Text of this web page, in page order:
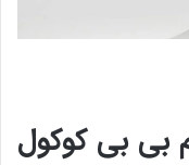
بی بی کوکول